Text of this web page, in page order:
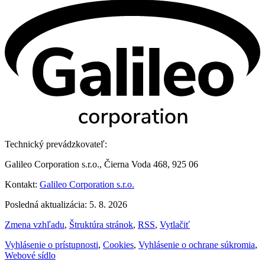
Technický prevádzkovateľ:
Galileo Corporation s.r.o., Čierna Voda 468, 925 06
Kontakt: Galileo Corporation s.r.o.
Posledná aktualizácia: 5. 8. 2026
Zmena vzhľadu, Štruktúra stránok, RSS, Vytlačiť
Vyhlásenie o prístupnosti, Cookies, Vyhlásenie o ochrane súkromia,
Webové sídlo